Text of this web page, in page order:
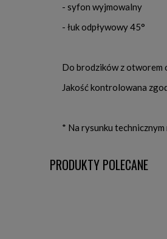
- syfon wyjmowalny
- łuk odpływowy 45°
Do brodzików z otworem
Jakość kontrolowana
* Na rysunku
PRODUKTY POLECANE